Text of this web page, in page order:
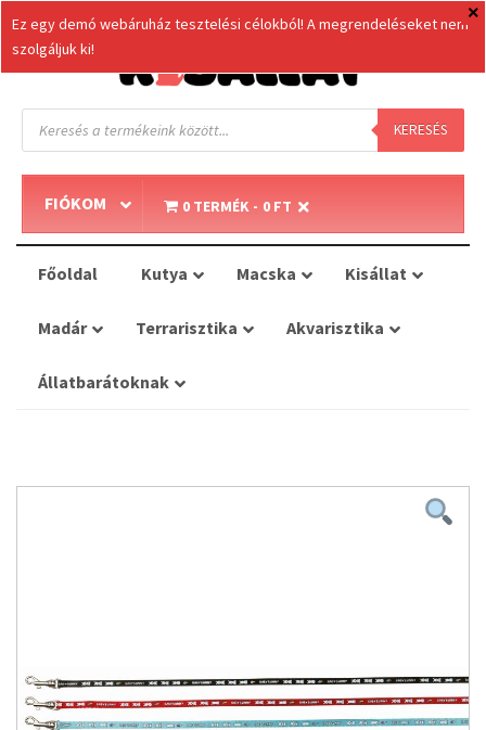
Products
search KERESÉS
FIÓKOM 0 TERMÉK 0 FT
Főoldal Kutya Macska Kisállat
Madár Terrarisztika Akvarisztika
Állatbarátoknak
Ez egy demó webáruház tesztelési célokból! A megrendeléseket nem
szolgáljuk ki!